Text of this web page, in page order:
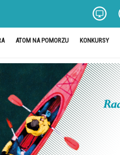
ATOM NA POMORZU KONKURSY